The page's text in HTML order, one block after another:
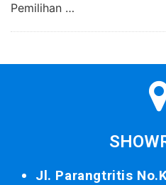
Pemilihan …
Jl. Parangtritis